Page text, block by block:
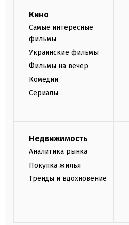
Кино
Самые интересные
фильмы
Украинские фильмы
Фильмы на вечер
Комедии
Сериалы
Недвижимость
Аналитика рынка
Покупка жилья
Тренды и вдохновение